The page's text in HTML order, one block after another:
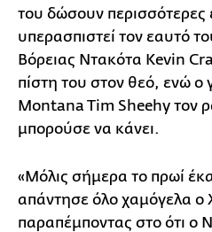
του δώσουν περισσότερες
υπερασπιστεί τον εαυτό
Βόρειας Ντακότα Kevin
πίστη του στον θεό, ενώ ο
Montana Tim Sheehy τον
μπορούσε να κάνει.
«Μόλις σήμερα το πρωί
απάντησε όλο χαμόγελα ο
παραπέμποντας στο ότι ο